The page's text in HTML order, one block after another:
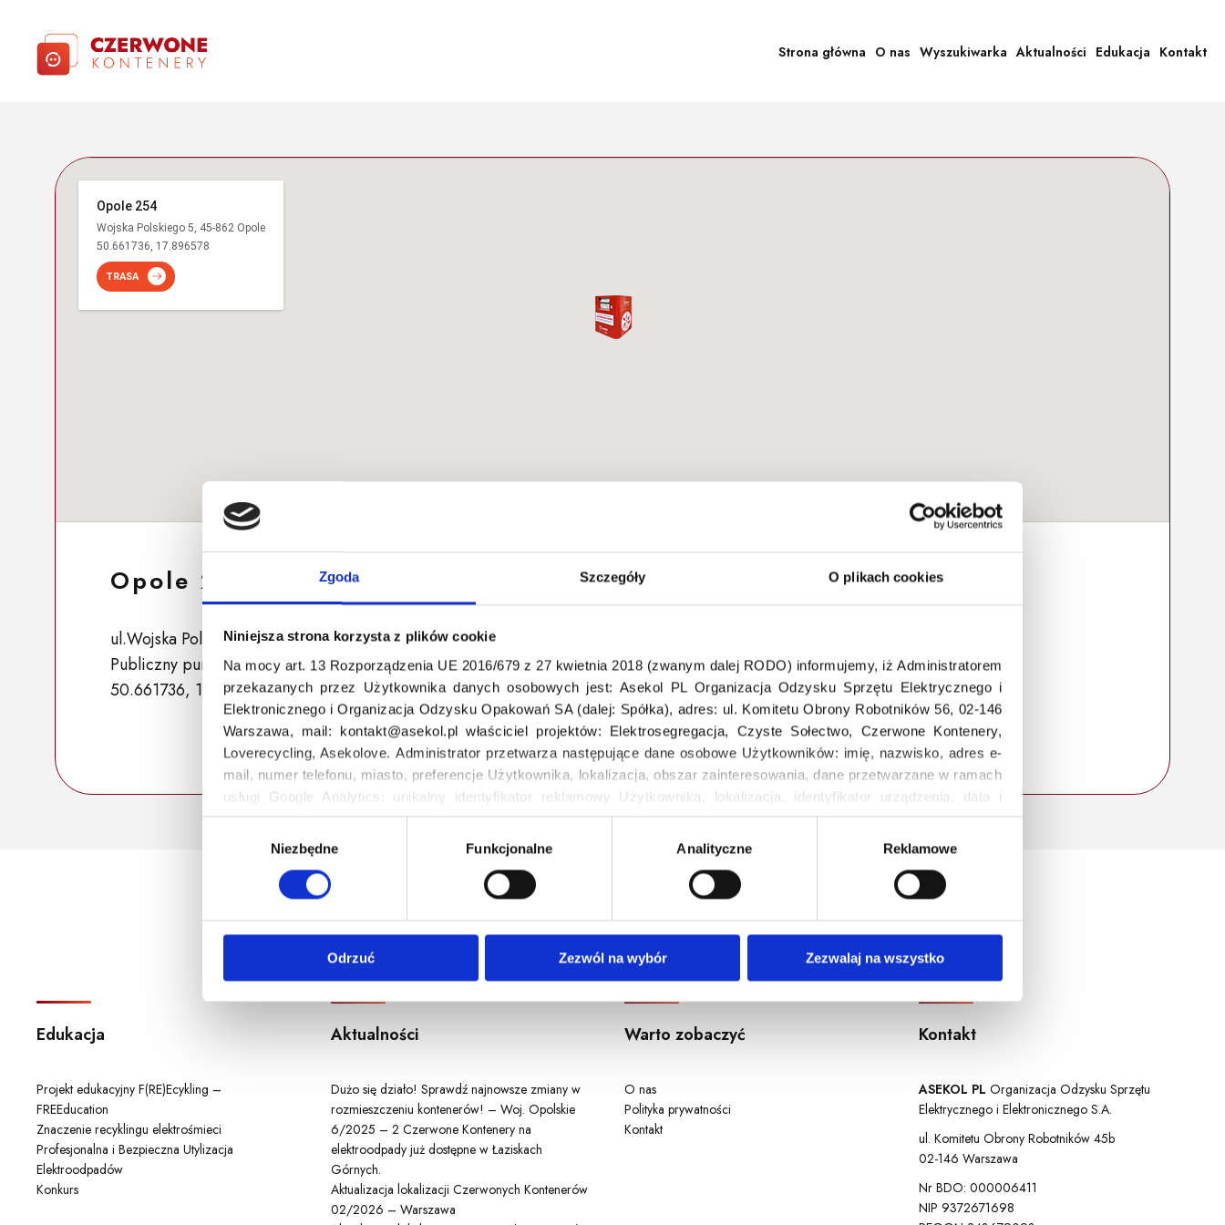
Zgoda Szczegóły O plikach cookies
Niniejsza strona korzysta z plików cookie
Na mocy art. 13 Rozporządzenia UE 2016/679 z 27 kwietnia 2018 (zwanym dalej RODO) informujemy, iż Administratorem
przekazanych przez Użytkownika danych osobowych jest: Asekol PL Organizacja Odzysku Sprzętu Elektrycznego i
Elektronicznego i Organizacja Odzysku Opakowań SA (dalej: Spółka), adres: ul. Komitetu Obrony Robotników 56, 02-146
Warszawa, mail: kontakt@asekol.pl właściciel projektów: Elektrosegregacja, Czyste Sołectwo, Czerwone Kontenery,
Loverecycling, Asekolove. Administrator przetwarza następujące dane osobowe Użytkowników: imię, nazwisko, adres e-
mail, numer telefonu, miasto, preferencje Użytkownika, lokalizacja, obszar zainteresowania, dane przetwarzane w ramach
usługi Google Analytics: unikalny identyfikator reklamowy Użytkownika, lokalizacja, identyfikator urządzenia, data i
godzina korzystania z serwisu, dane demograficzne: kraj, miasto, język, płeć, wiek, typ i wersja systemu operacyjnego.
d
Niezbędne Funkcjonalne Analityczne Reklamowe
Odrzuć Zezwól na wybór Zezwalaj na wszystko
Strona główna O nas Wyszukiwarka Aktualności Edukacja Kontakt
Opole 254
Wojska Polskiego 5, 45-862 Opole
50.661736, 17.896578
TRASA
Opole 254
ul.Wojska Polskiego 5, 45-862 Opole, Polska
Publiczny punkt zbiórki
50.661736, 17.896578
Edukacja
Projekt edukacyjny F(RE)Ecykling –
FREEducation
Znaczenie recyklingu elektrośmieci
Profesjonalna i Bezpieczna Utylizacja
Elektroodpadów
Konkurs
Aktualności
Dużo się działo! Sprawdź najnowsze zmiany w
rozmieszczeniu kontenerów! – Woj. Opolskie
6/2025 – 2 Czerwone Kontenery na
elektroodpady już dostępne w Łaziskach
Górnych.
Aktualizacja lokalizacji Czerwonych Kontenerów
02/2026 – Warszawa
Warto zobaczyć
O nas
Polityka prywatności
Kontakt
Kontakt
ASEKOL PL Organizacja Odzysku Sprzętu
Elektrycznego i Elektronicznego S.A.
ul. Komitetu Obrony Robotników 45b
02-146 Warszawa
Nr BDO: 000006411
NIP 9372671698